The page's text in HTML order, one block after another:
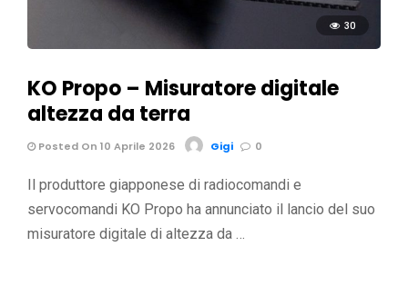
30
KO Propo – Misuratore digitale
altezza da terra
Posted On 10 Aprile 2026 Gigi 0
Il produttore giapponese di radiocomandi e
servocomandi KO Propo ha annunciato il lancio del suo
misuratore digitale di altezza da …